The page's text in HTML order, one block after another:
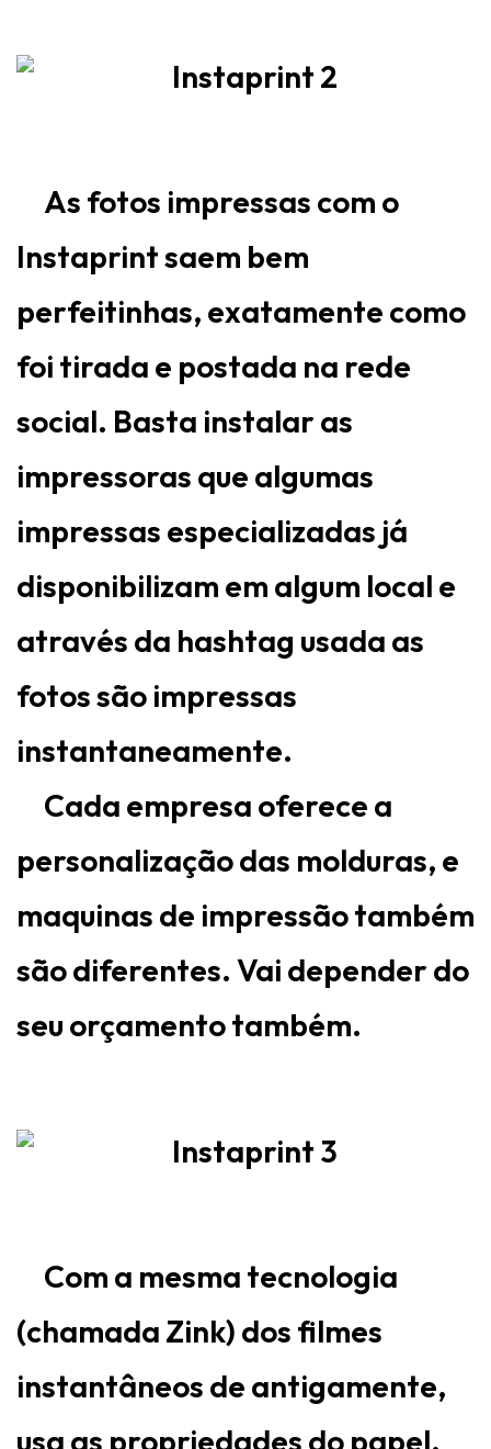
As fotos impressas com o
Instaprint saem bem
perfeitinhas, exatamente como
foi tirada e postada na rede
social. Basta instalar as
impressoras que algumas
impressas especializadas já
disponibilizam em algum local e
através da hashtag usada as
fotos são impressas
instantaneamente.
Cada empresa oferece a
personalização das molduras, e
maquinas de impressão também
são diferentes. Vai depender do
seu orçamento também.
Com a mesma tecnologia
(chamada Zink) dos filmes
instantâneos de antigamente,
usa as propriedades do papel,